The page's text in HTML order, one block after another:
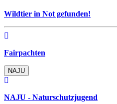
Wildtier in Not gefunden!
Fairpachten
NAJU
NAJU - Naturschutzjugend